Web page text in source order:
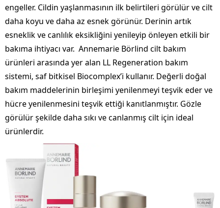
engeller. Cildin yaşlanmasının ilk belirtileri görülür ve cilt
daha koyu ve daha az esnek görünür. Derinin artık
esneklik ve canlılık eksikliğini yenileyip önleyen etkili bir
bakıma ihtiyacı var. Annemarie Börlind cilt bakım
ürünleri arasında yer alan LL Regeneration bakım
sistemi, saf bitkisel Biocomplex’i kullanır. Değerli doğal
bakım maddelerinin birleşimi yenilenmeyi teşvik eder ve
hücre yenilenmesini teşvik ettiği kanıtlanmıştır. Gözle
görülür şekilde daha sıkı ve canlanmış cilt için ideal
ürünlerdir.